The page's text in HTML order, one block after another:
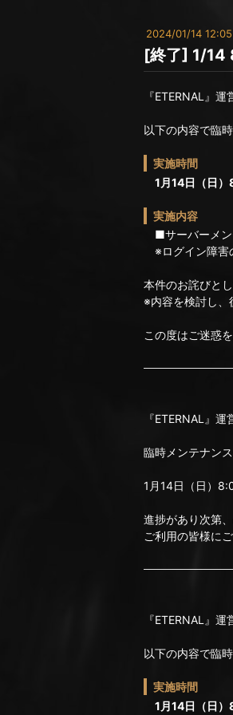
2024/01/14 12:05
[終了] 1/14
『ETERNAL』運
以下の内容で臨
実施時間
1月14日（日
実施内容
■サーバーメ
※ログイン障害
本件のお詫びと
※内容を検討し、
この度はご迷惑
『ETERNAL』運
臨時メンテナン
1月14日（日）
進捗があり次第
ご利用の皆様に
『ETERNAL』運
以下の内容で臨
実施時間
1月14日（日）